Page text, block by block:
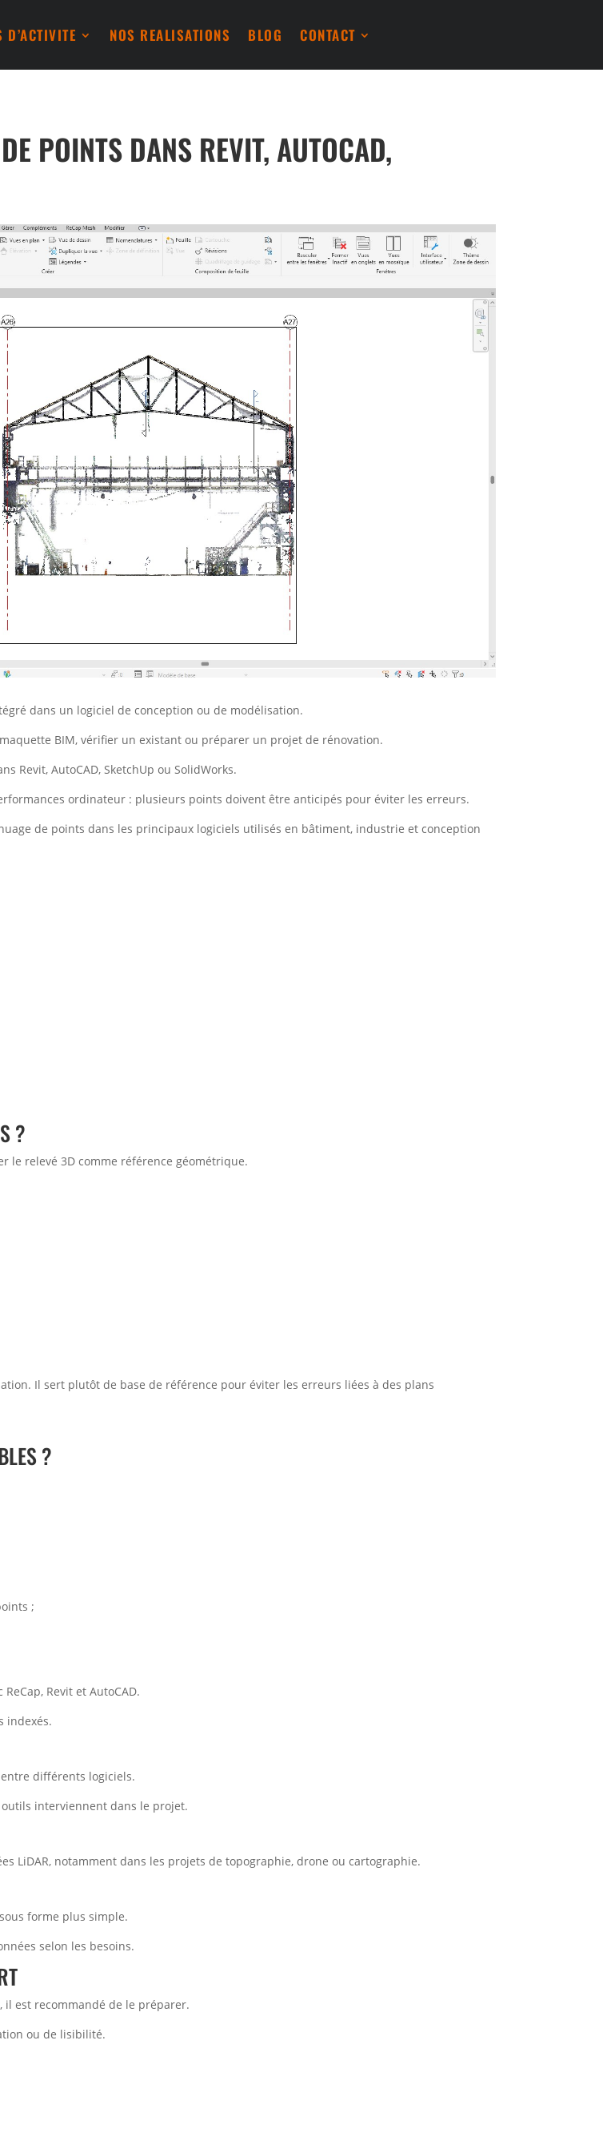
D’ACTIVITE NOS REALISATIONS BLOG CONTACT
POINTS DANS REVIT, AUTOCAD,
dans un logiciel de conception ou de modélisation.
BIM, vérifier un existant ou préparer un projet de rénovation.
Revit, AutoCAD, SketchUp ou SolidWorks.
ordinateur : plusieurs points doivent être anticipés pour éviter les erreurs.
de points dans les principaux logiciels utilisés en bâtiment, industrie et conception
?
le relevé 3D comme référence géométrique.
Il sert plutôt de base de référence pour éviter les erreurs liées à des plans
?
;
Revit et AutoCAD.
indexés.
différents logiciels.
interviennent dans le projet.
LiDAR, notamment dans les projets de topographie, drone ou cartographie.
forme plus simple.
selon les besoins.
il est recommandé de le préparer.
ou de lisibilité.